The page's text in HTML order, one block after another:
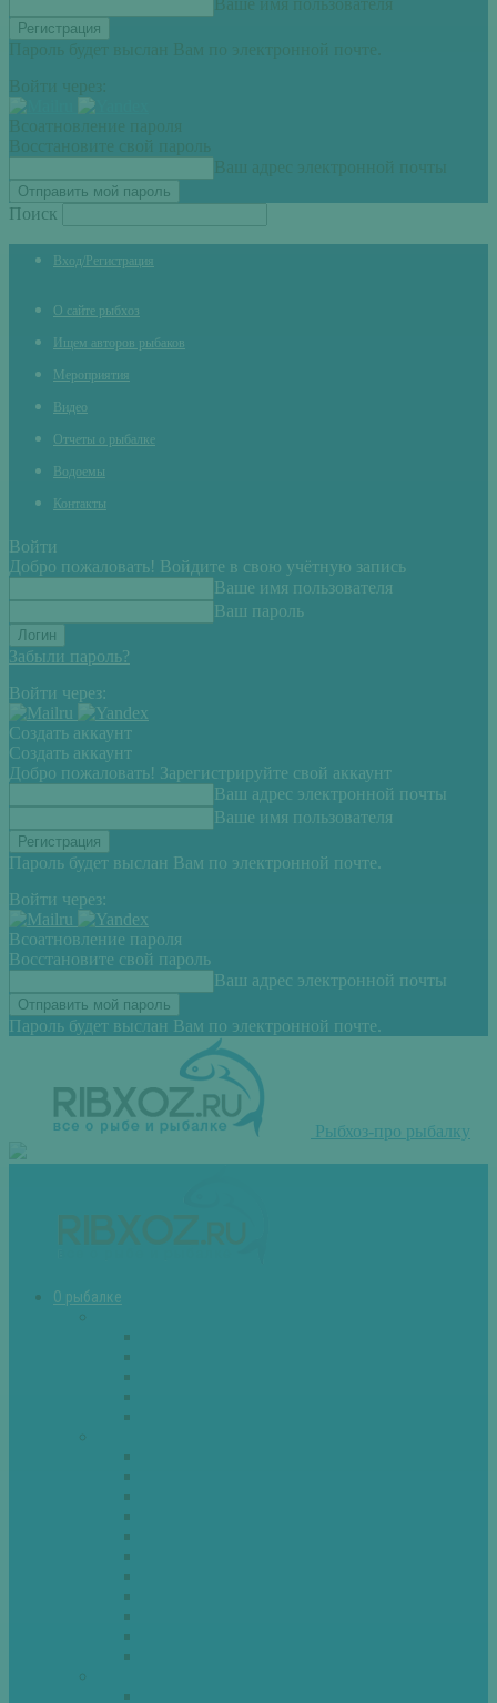
Ваше имя пользователя
Пароль будет выслан Вам по электронной почте.
Войти через:
Всоатновление пароля
Восстановите свой пароль
Ваш адрес электронной почты
Поиск
Вход/Регистрация
О сайте рыбхоз
Ищем авторов рыбаков
Мероприятия
Видео
Отчеты о рыбалке
Водоемы
Контакты
Войти
Добро пожаловать! Войдите в свою учётную запись
Ваше имя пользователя
Ваш пароль
Забыли пароль?
Войти через:
Создать аккаунт
Создать аккаунт
Добро пожаловать! Зарегистрируйте свой аккаунт
Ваш адрес электронной почты
Ваше имя пользователя
Пароль будет выслан Вам по электронной почте.
Войти через:
Всоатновление пароля
Восстановите свой пароль
Ваш адрес электронной почты
Пароль будет выслан Вам по электронной почте.
Рыбхоз-про рыбалку
О рыбалке